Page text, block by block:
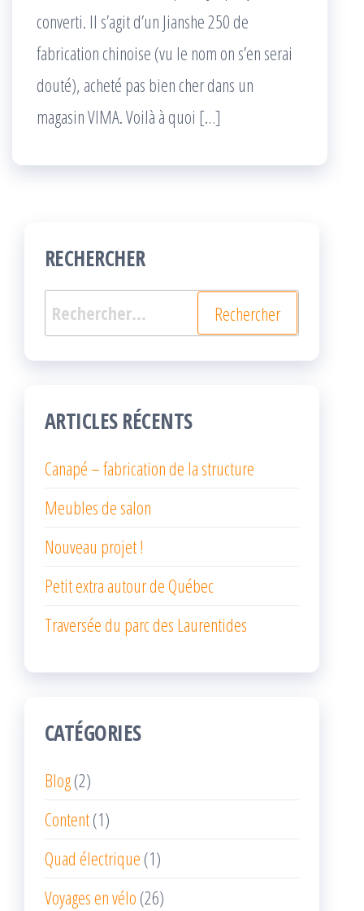
converti. Il s’agit d’un Jianshe 250 de
fabrication chinoise (vu le nom on s’en serai
douté), acheté pas bien cher dans un
magasin VIMA. Voilà à quoi […]
RECHERCHER
Rechercher :
ARTICLES RÉCENTS
Canapé – fabrication de la structure
Meubles de salon
Nouveau projet !
Petit extra autour de Québec
Traversée du parc des Laurentides
CATÉGORIES
Blog(2)
Content(1)
Quad électrique (1)
Voyages en vélo (26)